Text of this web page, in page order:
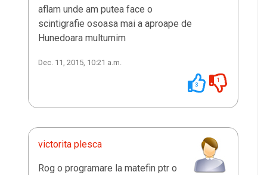
aflam unde am putea face o
scintigrafie osoasa mai a aproape de
Hunedoara multumim
Dec. 11, 2015, 10:21 a.m.
3
1
victorita plesca
Rog o programare la matefin ptr o